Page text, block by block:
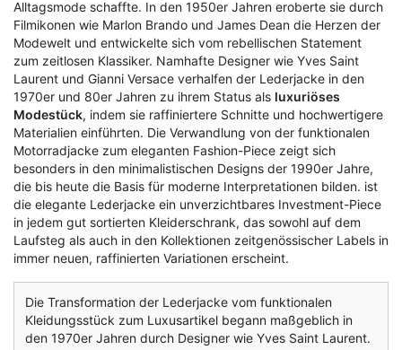
Alltagsmode schaffte. In den 1950er Jahren eroberte sie durch
Filmikonen wie Marlon Brando und James Dean die Herzen der
Modewelt und entwickelte sich vom rebellischen Statement
zum zeitlosen Klassiker. Namhafte Designer wie Yves Saint
Laurent und Gianni Versace verhalfen der Lederjacke in den
1970er und 80er Jahren zu ihrem Status als luxuriöses
Modestück, indem sie raffiniertere Schnitte und hochwertigere
Materialien einführten. Die Verwandlung von der funktionalen
Motorradjacke zum eleganten Fashion-Piece zeigt sich
besonders in den minimalistischen Designs der 1990er Jahre,
die bis heute die Basis für moderne Interpretationen bilden. ist
die elegante Lederjacke ein unverzichtbares Investment-Piece
in jedem gut sortierten Kleiderschrank, das sowohl auf dem
Laufsteg als auch in den Kollektionen zeitgenössischer Labels in
immer neuen, raffinierten Variationen erscheint.
Die Transformation der Lederjacke vom funktionalen
Kleidungsstück zum Luxusartikel begann maßgeblich in
den 1970er Jahren durch Designer wie Yves Saint Laurent.